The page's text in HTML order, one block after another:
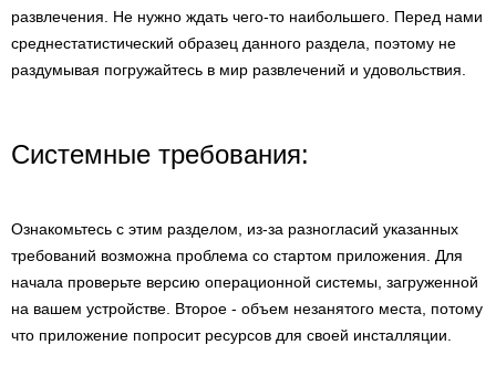
развлечения. Не нужно ждать чего-то наибольшего. Перед нами
среднестатистический образец данного раздела, поэтому не
раздумывая погружайтесь в мир развлечений и удовольствия.
Системные требования:
Ознакомьтесь с этим разделом, из-за разногласий указанных
требований возможна проблема со стартом приложения. Для
начала проверьте версию операционной системы, загруженной
на вашем устройстве. Второе - объем незанятого места, потому
что приложение попросит ресурсов для своей инсталляции.